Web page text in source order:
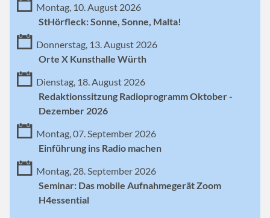
Montag, 10. August 2026
StHörfleck: Sonne, Sonne, Malta!
Donnerstag, 13. August 2026
Orte X Kunsthalle Würth
Dienstag, 18. August 2026
Redaktionssitzung Radioprogramm Oktober -
Dezember 2026
Montag, 07. September 2026
Einführung ins Radio machen
Montag, 28. September 2026
Seminar: Das mobile Aufnahmegerät Zoom
H4essential